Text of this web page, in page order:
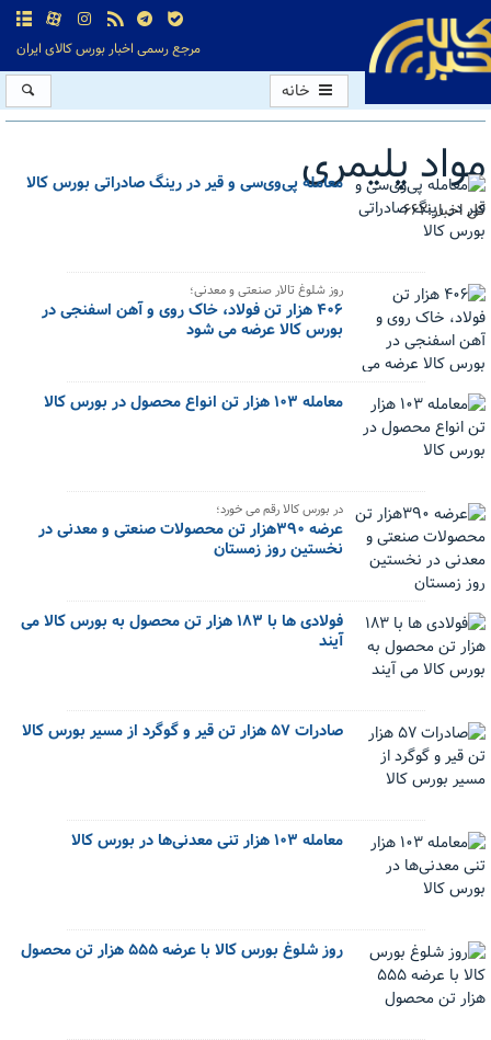
مرجع رسمی اخبار بورس کالای ایران
خانه
مواد پلیمری
کل اخبار:662
معامله پی‌وی‌سی و قیر در رینگ صادراتی بورس کالا
روز شلوغ تالار صنعتی و معدنی؛
۴۰۶ هزار تن فولاد، خاک روی و آهن اسفنجی در
بورس کالا عرضه می شود
معامله ۱۰۳ هزار تن انواع محصول در بورس کالا
در بورس کالا رقم می خورد؛
عرضه ۳۹۰هزار تن محصولات صنعتی و معدنی در
نخستین روز زمستان
فولادی ها با ۱۸۳ هزار تن محصول به بورس کالا می
آیند
صادرات ۵۷ هزار تن قیر و گوگرد از مسیر بورس کالا
معامله ۱۰۳ هزار تنی معدنی‌ها در بورس کالا
روز شلوغ بورس کالا با عرضه ۵۵۵ هزار تن محصول